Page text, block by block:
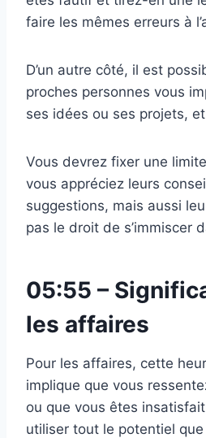
faire les mêmes erreurs à
D’un autre côté, il est
proches personnes vous
ses idées ou ses projets,
Vous devrez fixer une
vous appréciez leurs
suggestions, mais aussi
pas le droit de s’immiscer
05:55 –
les affaires
Pour les affaires, cette
implique que vous
ou que vous êtes
utiliser tout le potentiel